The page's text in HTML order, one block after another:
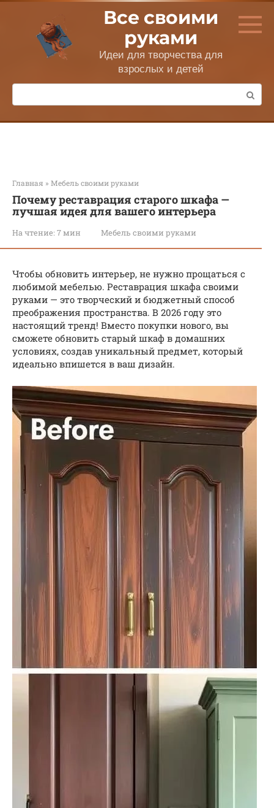
Перейти
контенту
Все своими
руками
Идеи для творчества для
взрослых и детей
Поиск:
Главная » Мебель своими руками
Почему реставрация старого шкафа —
лучшая идея для вашего интерьера
На чтение: 7 мин Мебель своими руками
Чтобы обновить интерьер, не нужно прощаться с
любимой мебелью. Реставрация шкафа своими
руками — это творческий и бюджетный способ
преображения пространства. В 2026 году это
настоящий тренд! Вместо покупки нового, вы
сможете обновить старый шкаф в домашних
условиях, создав уникальный предмет, который
идеально впишется в ваш дизайн.